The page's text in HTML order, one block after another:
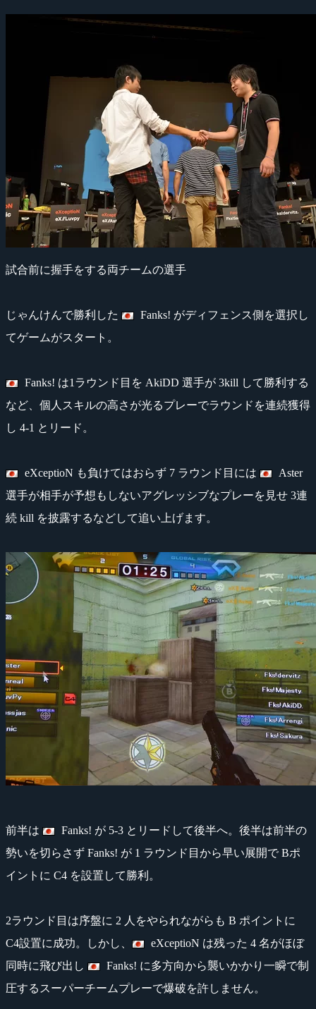
試合前に握手をする両チームの選手
じゃんけんで勝利した
Fanks! がディフェンス側を選択し
てゲームがスタート。
Fanks! は1ラウンド目を AkiDD 選手が 3kill して勝利する
など、個人スキルの高さが光るプレーでラウンドを連続獲得
し 4-1 とリード。
eXceptioN も負けてはおらず 7 ラウンド目には
Aster
選手が相手が予想もしないアグレッシブなプレーを見せ 3連
続 kill を披露するなどして追い上げます。
前半は
Fanks! が 5-3 とリードして後半へ。後半は前半の
勢いを切らさず Fanks! が 1 ラウンド目から早い展開で Bポ
イントに C4 を設置して勝利。
2ラウンド目は序盤に 2 人をやられながらも B ポイントに
C4設置に成功。しかし、
eXceptioN は残った 4 名がほぼ
同時に飛び出し
Fanks! に多方向から襲いかかり一瞬で制
圧するスーパーチームプレーで爆破を許しません。